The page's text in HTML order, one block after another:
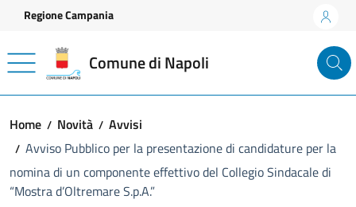
Vai ai contenuti
Vai al footer
Regione Campania
Comune di Napoli
Home Novità
Avvisi
Avviso Pubblico per la presentazione di candidature per la
nomina di un componente effettivo del Collegio Sindacale di
“Mostra d’Oltremare S.p.A.”